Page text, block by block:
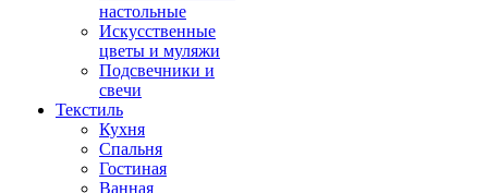
настольные
Искусственные
цветы и муляжи
Подсвечники и
свечи
Текстиль
Кухня
Спальня
Гостиная
Ванная